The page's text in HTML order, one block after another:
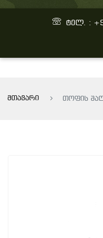
ტელ. :
მთავარი თოფის